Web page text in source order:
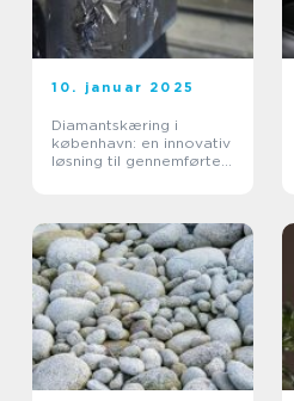
10. januar 2025
Diamantskæring i
københavn: en innovativ
løsning til gennemførte